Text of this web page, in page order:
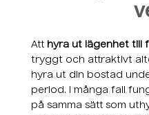
Att hyra ut lägenhet till
tryggt och attraktivt
hyra ut din bostad
period. I många fall
på samma sätt som